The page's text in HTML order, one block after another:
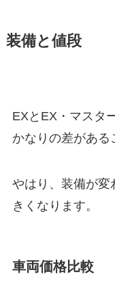
装備と値段
EXとEX・マスタ
かなりの差がある
やはり、装備が変
きくなります。
車両価格比較